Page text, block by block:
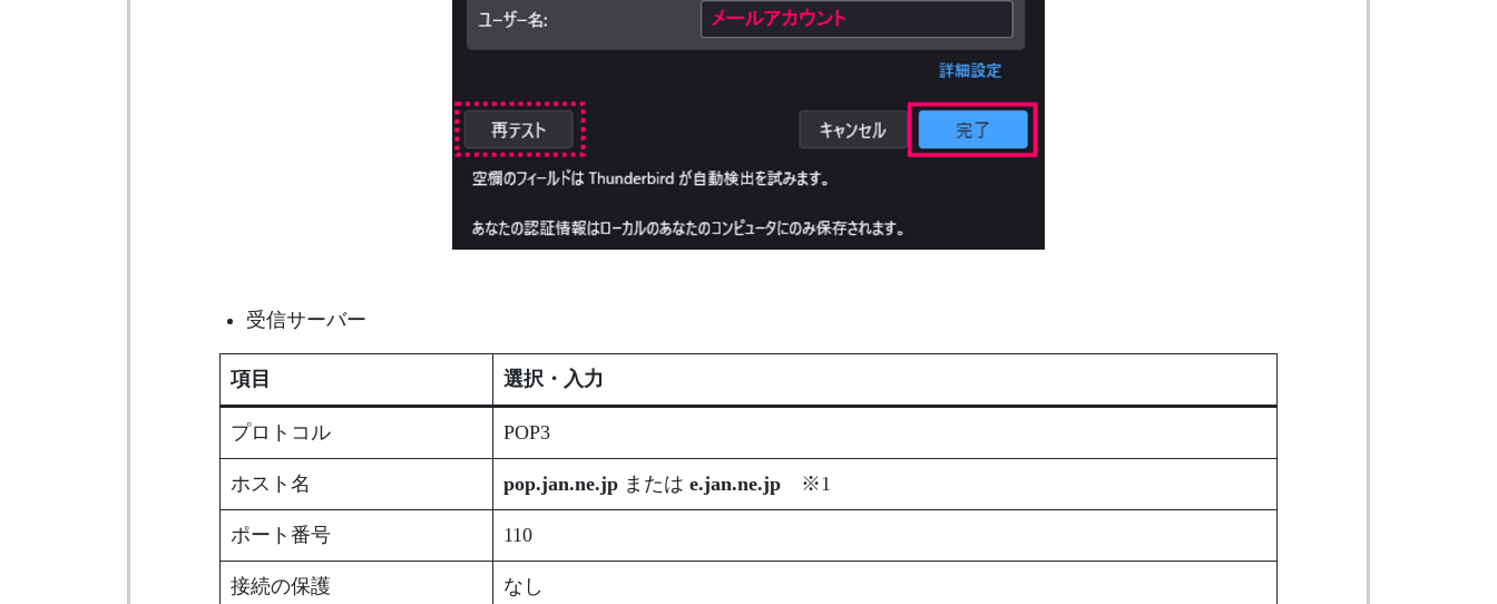
受信サーバー
項目 選択・入力
プロトコル POP3
ホスト名 pop.jan.ne.jp または e.jan.ne.jp ※1
ポート番号 110
接続の保護 なし